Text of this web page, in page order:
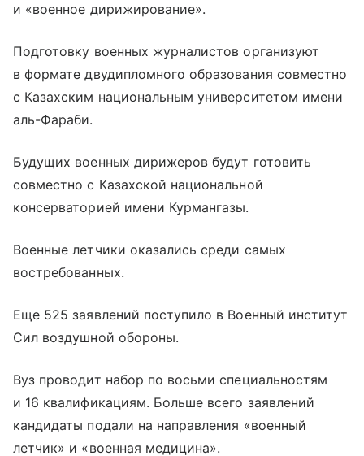
и «военное дирижирование».
Подготовку военных журналистов организуют
в формате двудипломного образования совместно
с Казахским национальным университетом имени
аль-Фараби.
Будущих военных дирижеров будут готовить
совместно с Казахской национальной
консерваторией имени Курмангазы.
Военные летчики оказались среди самых
востребованных.
Еще 525 заявлений поступило в Военный институт
Сил воздушной обороны.
Вуз проводит набор по восьми специальностям
и 16 квалификациям. Больше всего заявлений
кандидаты подали на направления «военный
летчик» и «военная медицина».